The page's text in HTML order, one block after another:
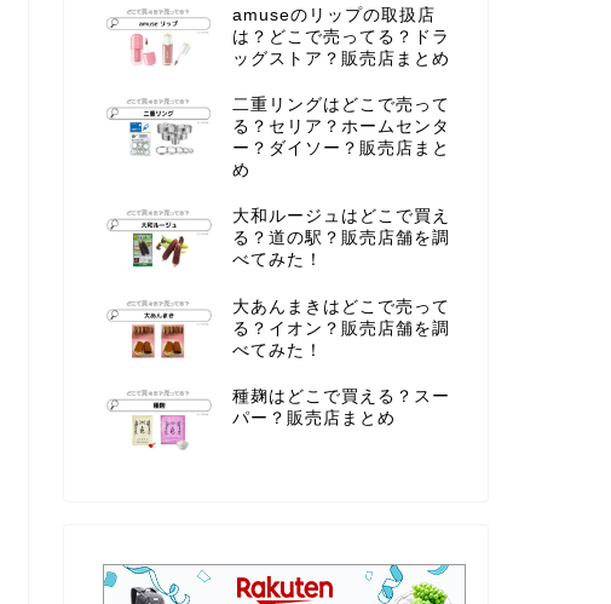
amuseのリップの取扱店
は？どこで売ってる？ドラ
ッグストア？販売店まとめ
二重リングはどこで売って
る？セリア？ホームセンタ
ー？ダイソー？販売店まと
め
大和ルージュはどこで買え
る？道の駅？販売店舗を調
べてみた！
大あんまきはどこで売って
る？イオン？販売店舗を調
べてみた！
種麹はどこで買える？スー
パー？販売店まとめ